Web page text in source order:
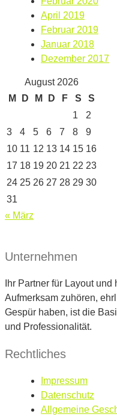
April 2019
Februar 2019
Januar 2018
Dezember 2017
August 2026
M
D M D F S
S
1
2
3
4 5 6 7 8
9
10 11 12 13 14 15 16
17 18 19 20 21 22 23
24 25 26 27 28 29 30
31
« März
Unternehmen
Ihr Partner für Layout
Aufmerksam zuhören,
Gespür haben, ist die
und Professionalität.
Rechtliches
Impressum
Datenschutz
Allgemeine